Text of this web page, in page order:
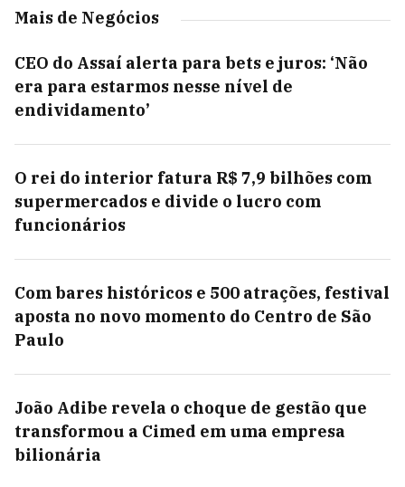
Mais de Negócios
CEO do Assaí alerta para bets e juros: ‘Não
era para estarmos nesse nível de
endividamento’
O rei do interior fatura R$ 7,9 bilhões com
supermercados e divide o lucro com
funcionários
Com bares históricos e 500 atrações, festival
aposta no novo momento do Centro de São
Paulo
João Adibe revela o choque de gestão que
transformou a Cimed em uma empresa
bilionária